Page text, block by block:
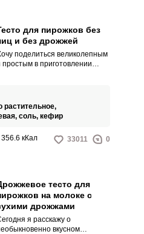
для пирожков без
и без дрожжей
поделиться великолепным
простым в приготовлении
можно использовать
приготовления не только
но и пиццы или
растительное,
соль, кефир
356.6 кКал 33011 0
тесто для
на молоке с
дрожжами
я расскажу о
вкусном